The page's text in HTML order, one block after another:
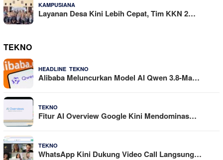
KAMPUSIANA
Layanan Desa Kini Lebih Cepat, Tim KKN 2…
TEKNO
HEADLINE TEKNO
Alibaba Meluncurkan Model AI Qwen 3.8-Ma…
TEKNO
Fitur AI Overview Google Kini Mendominas…
TEKNO
WhatsApp Kini Dukung Video Call Langsung…